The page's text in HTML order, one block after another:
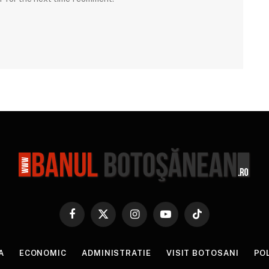
Facebook
X
InstagramYouTubeTikTok
ECONOMIC ADMINISTRATIE VISIT BOTOSANI